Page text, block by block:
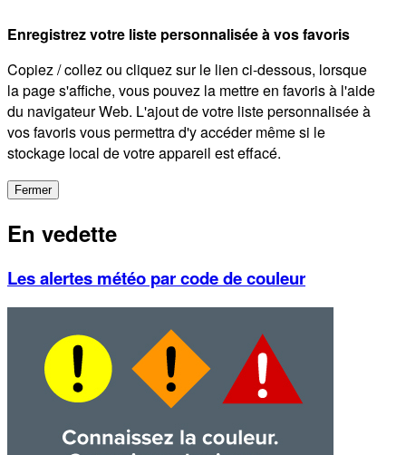
Enregistrez votre liste personnalisée à vos favoris
Copiez / collez ou cliquez sur le lien ci-dessous, lorsque
la page s'affiche, vous pouvez la mettre en favoris à l'aide
du navigateur Web. L'ajout de votre liste personnalisée à
vos favoris vous permettra d'y accéder même si le
stockage local de votre appareil est effacé.
Fermer
En vedette
Les alertes météo par code de couleur